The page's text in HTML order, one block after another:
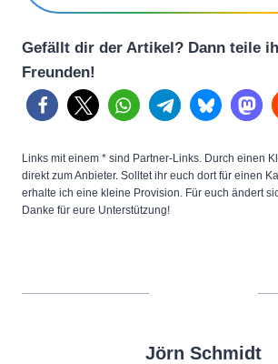
Gefällt dir der Artikel? Dann teile
Freunden!
Links mit einem * sind Partner-Links. Durch einen
direkt zum Anbieter. Solltet ihr euch dort für einen
erhalte ich eine kleine Provision. Für euch ändert
Danke für eure Unterstützung!
Jörn Schmidt